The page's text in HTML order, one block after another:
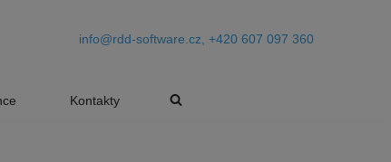
info@rdd-software.cz, +420 607 097 360
Kontakty